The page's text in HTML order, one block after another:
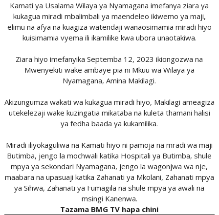
Kamati ya Usalama Wilaya ya Nyamagana imefanya ziara ya
kukagua miradi mbalimbali ya maendeleo ikiwemo ya maji,
elimu na afya na kuagiza watendaji wanaosimamia miradi hiyo
kuisimamia vyema ili ikamilike kwa ubora unaotakiwa.
Ziara hiyo imefanyika Septemba 12, 2023 ikiongozwa na
Mwenyekiti wake ambaye pia ni Mkuu wa Wilaya ya
Nyamagana, Amina Makilagi.
Akizungumza wakati wa kukagua miradi hiyo, Makilagi ameagiza
utekelezaji wake kuzingatia mikataba na kuleta thamani halisi
ya fedha baada ya kukamilika.
Miradi iliyokaguliwa na Kamati hiyo ni pamoja na mradi wa maji
Butimba, jengo la mochwali katika Hospitali ya Butimba, shule
mpya ya sekondari Nyamagana, jengo la wagonjwa wa nje,
maabara na upasuaji katika Zahanati ya Mkolani, Zahanati mpya
ya Sihwa, Zahanati ya Fumagila na shule mpya ya awali na
msingi Kanenwa.
Tazama BMG TV hapa chini